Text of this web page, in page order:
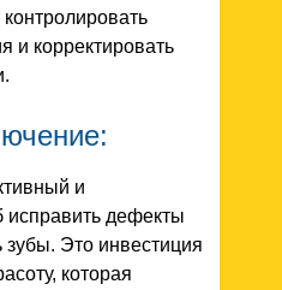
и корректировать
и
исправить дефекты
зубы. Это инвестиция
которая